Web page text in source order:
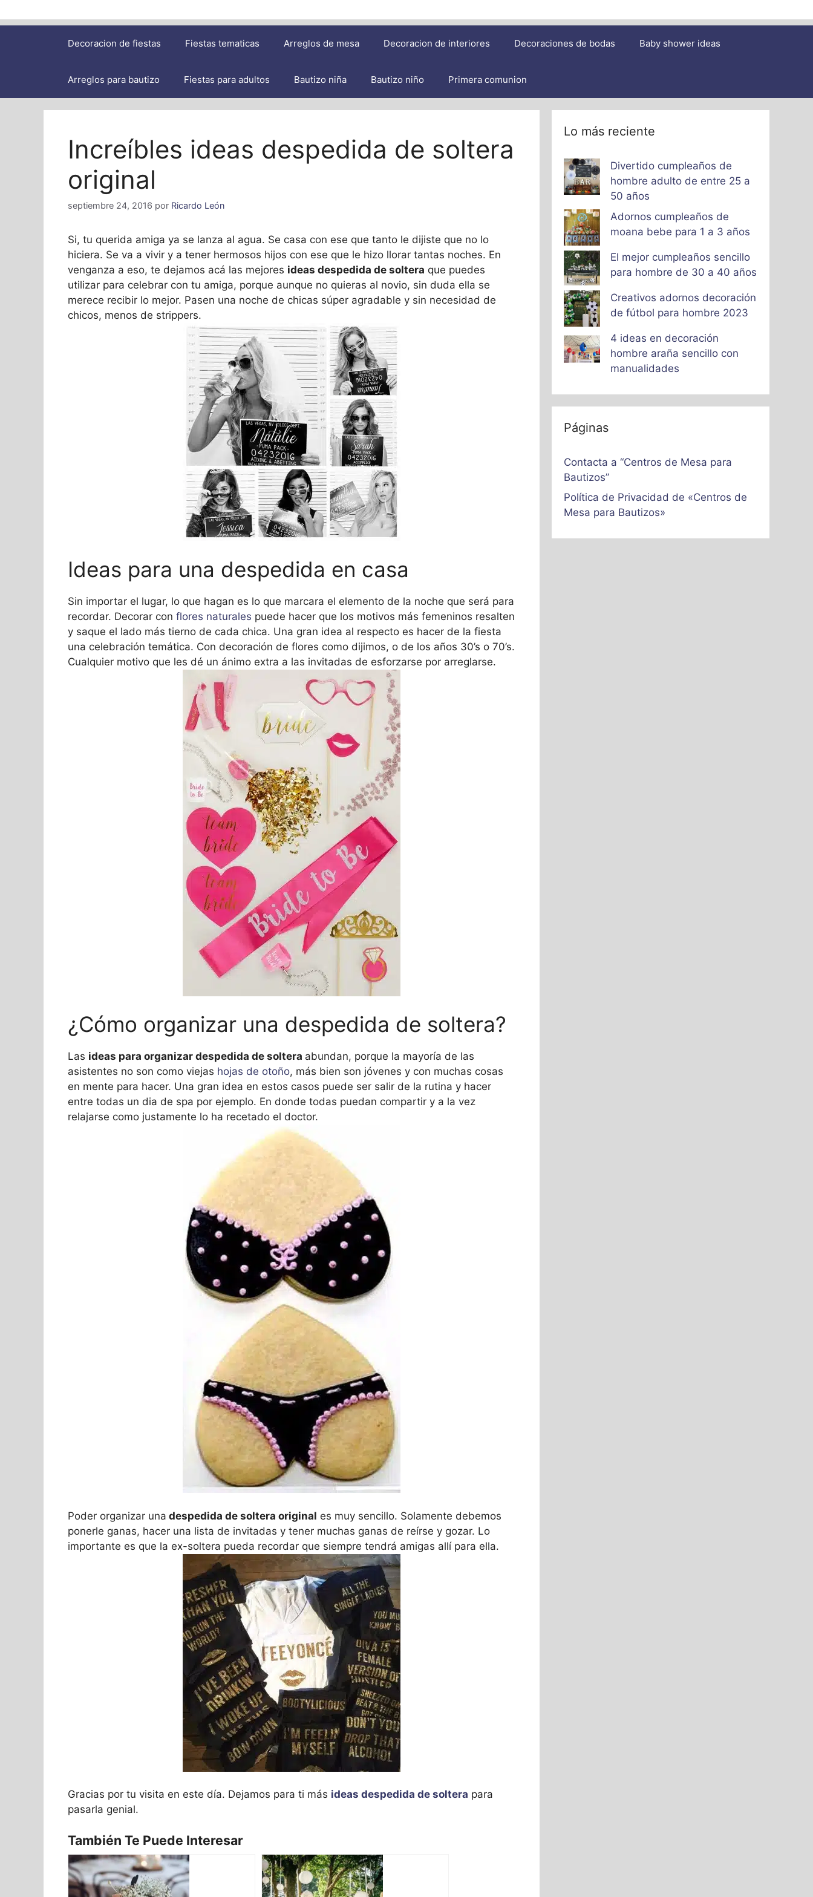
Decoracion de fiestas Fiestas tematicas Arreglos de mesa Decoracion de interiores Decoraciones de bodas Baby shower ideas
Arreglos para bautizo Fiestas para adultos Bautizo niña Bautizo niño Primera comunion
Increíbles ideas despedida de soltera
original
septiembre 24, 2016 por Ricardo León
Si, tu querida amiga ya se lanza al agua. Se casa con ese que tanto le dijiste que no lo
hiciera. Se va a vivir y a tener hermosos hijos con ese que le hizo llorar tantas noches. En
venganza a eso, te dejamos acá las mejores ideas despedida de soltera que puedes
utilizar para celebrar con tu amiga, porque aunque no quieras al novio, sin duda ella se
merece recibir lo mejor. Pasen una noche de chicas súper agradable y sin necesidad de
chicos, menos de strippers.
Ideas para una despedida en casa
Sin importar el lugar, lo que hagan es lo que marcara el elemento de la noche que será para
recordar. Decorar con flores naturales puede hacer que los motivos más femeninos resalten
y saque el lado más tierno de cada chica. Una gran idea al respecto es hacer de la fiesta
una celebración temática. Con decoración de flores como dijimos, o de los años 30’s o 70’s.
Cualquier motivo que les dé un ánimo extra a las invitadas de esforzarse por arreglarse.
¿Cómo organizar una despedida de soltera?
Las ideas para organizar despedida de soltera abundan, porque la mayoría de las
asistentes no son como viejas hojas de otoño, más bien son jóvenes y con muchas cosas
en mente para hacer. Una gran idea en estos casos puede ser salir de la rutina y hacer
entre todas un dia de spa por ejemplo. En donde todas puedan compartir y a la vez
relajarse como justamente lo ha recetado el doctor.
Poder organizar una despedida de soltera original es muy sencillo. Solamente debemos
ponerle ganas, hacer una lista de invitadas y tener muchas ganas de reírse y gozar. Lo
importante es que la ex-soltera pueda recordar que siempre tendrá amigas allí para ella.
Gracias por tu visita en este día. Dejamos para ti más ideas despedida de soltera para
pasarla genial.
También Te Puede Interesar
Lo más reciente
Divertido cumpleaños de
hombre adulto de entre 25 a
50 años
Adornos cumpleaños de
moana bebe para 1 a 3 años
El mejor cumpleaños sencillo
para hombre de 30 a 40 años
Creativos adornos decoración
de fútbol para hombre 2023
4 ideas en decoración
hombre araña sencillo con
manualidades
Páginas
Contacta a “Centros de Mesa para
Bautizos”
Política de Privacidad de «Centros de
Mesa para Bautizos»